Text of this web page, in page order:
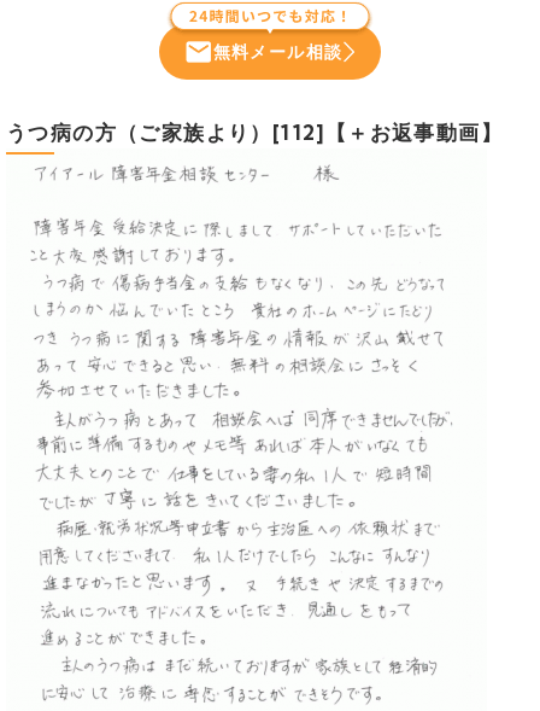
無料メール相談
うつ病の方（ご家族より）[112]【＋お返事動画】